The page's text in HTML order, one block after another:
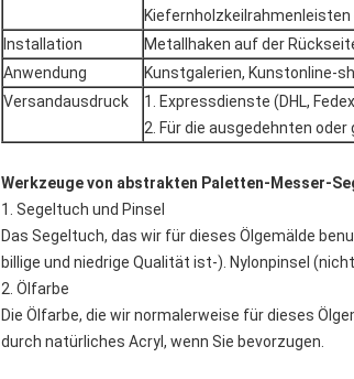
Kiefernholzkeilrahmenleisten
Installation
Metallhaken auf der
Anwendung
Kunstgalerien, Kunstonline-
Versandausdruck
1. Expressdienste (DHL,
2. Für die ausgedehnten
Werkzeuge von abstrakten Paletten-Messer-
1. Segeltuch und Pinsel
Das Segeltuch, das wir für dieses Ölgemälde
billige und niedrige Qualität ist-). Nylonpinsel
2. Ölfarbe
Die Ölfarbe, die wir normalerweise für dieses
durch natürliches Acryl, wenn Sie bevorzugen.